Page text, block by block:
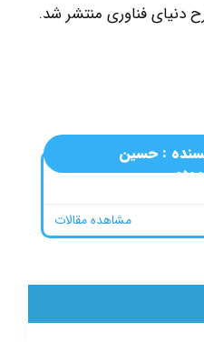
دنیای فناوری منتشر شد.
: حسین
مشاهده مقالات